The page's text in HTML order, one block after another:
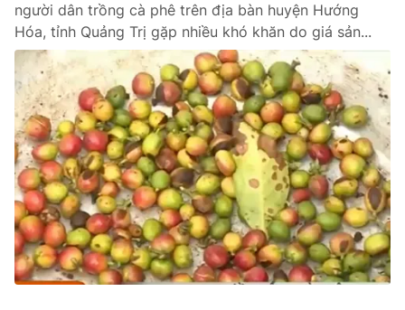
người dân trồng cà phê trên địa bàn huyện Hướng
Hóa, tỉnh Quảng Trị gặp nhiều khó khăn do giá sản...